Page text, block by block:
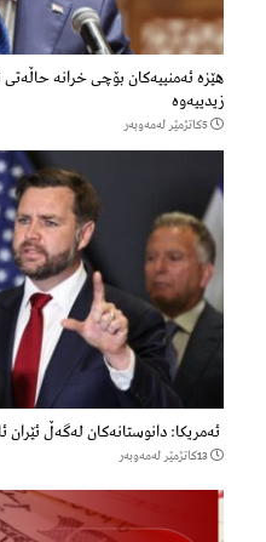
هێزه‌ ئه‌منییه‌كان بۆچی خرانە
زیدییەوە
5كاتژمێر لەمەوبەر
ئەمریکا: دانوستانەکان لەگەڵ ئێران
13كاتژمێر لەمەوبەر